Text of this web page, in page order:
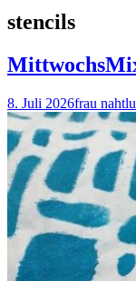
stencils
8. Juli 2026frau